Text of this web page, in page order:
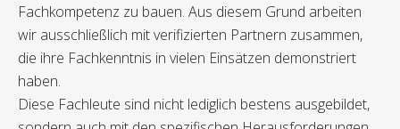
Fachkompetenz zu bauen. Aus diesem Grund arbeiten
wir ausschließlich mit verifizierten Partnern zusammen,
die ihre Fachkenntnis in vielen Einsätzen demonstriert
haben.
Diese Fachleute sind nicht lediglich bestens ausgebildet,